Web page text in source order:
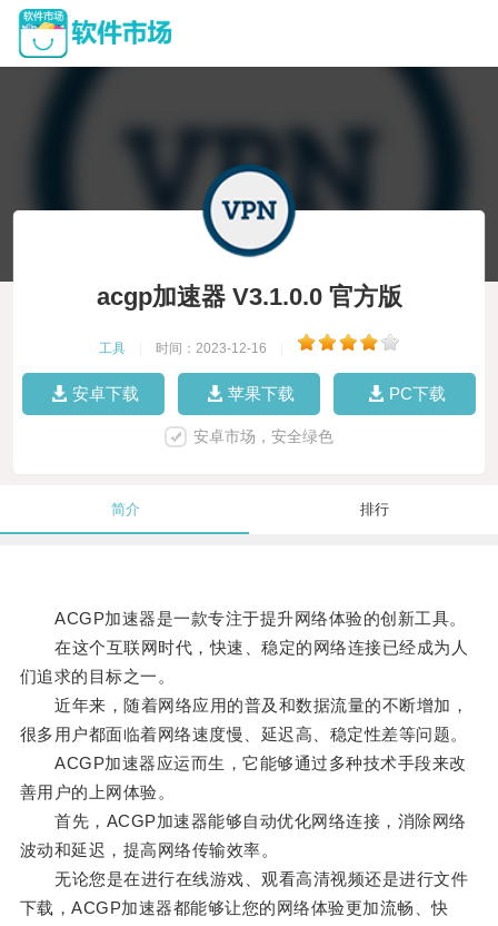
acgp加速器 V3.1.0.0 官方版
工具 时间：2023-12-16
安卓下载 苹果下载 PC下载
安卓市场，安全绿色
简介 排行
ACGP加速器是一款专注于提升网络体验的创新工具。
在这个互联网时代，快速、稳定的网络连接已经成为人
们追求的目标之一。
近年来，随着网络应用的普及和数据流量的不断增加，
很多用户都面临着网络速度慢、延迟高、稳定性差等问题。
ACGP加速器应运而生，它能够通过多种技术手段来改
善用户的上网体验。
首先，ACGP加速器能够自动优化网络连接，消除网络
波动和延迟，提高网络传输效率。
无论您是在进行在线游戏、观看高清视频还是进行文件
下载，ACGP加速器都能够让您的网络体验更加流畅、快